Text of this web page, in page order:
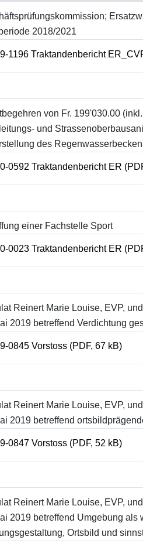
2018/2021
1196 Traktandenbericht
von Fr. 199'030.00
und
des
0592 Traktandenbericht ER
einer Fachstelle Sport
0023 Traktandenbericht ER
Reinert Marie Louise, EVP,
2019 betreffend Verdichtung
0845 Vorstoss (PDF, 67 kB)
Reinert Marie Louise, EVP,
2019 betreffend
0847 Vorstoss (PDF, 52 kB)
Reinert Marie Louise, EVP,
2019 betreffend Umgebung als
Ortsbild und